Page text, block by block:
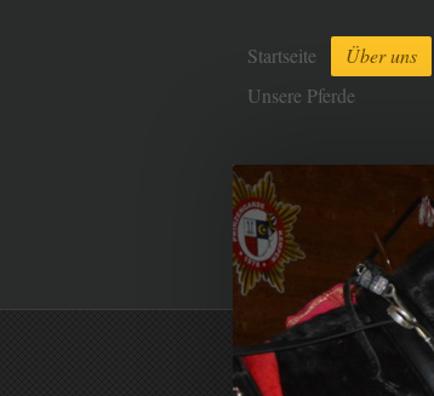
Startseite Über uns
Unsere Pferde